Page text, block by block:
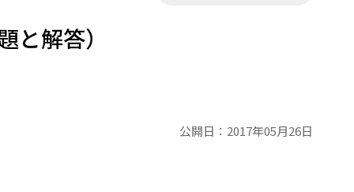
解答）
公開日： 2017年05月26日